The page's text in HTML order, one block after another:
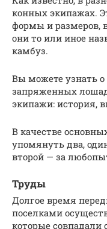
конных экипажах.
формы и размеров,
они то или иное
камбуз.
Вы можете узнать
запряженных
экипажи: история,
В качестве
упомянуть два,
второй — за
Труды
Долгое время
поселками
которые